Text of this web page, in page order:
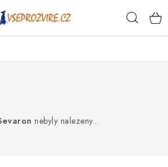
nebyly nalezeny...